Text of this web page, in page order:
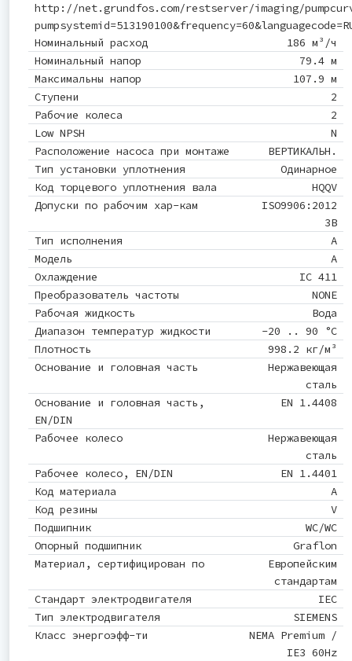
http://net.grundfos.com/restserver/imaging/
Номинальный расход
186 м³/ч
Номинальный напор
79.4 м
Максимальны напор
107.9 м
Ступени
2
Рабочие колеса
2
Low NPSH
N
Расположение насоса при монтаже
ВЕРТИКАЛЬН.
Тип установки уплотнения
Одинарное
Код торцевого уплотнения вала
HQQV
Допуски по рабочим хар-кам
ISO9906:2012
3B
Тип исполнения
A
Модель
A
Охлаждение
IC 411
Преобразователь частоты
NONE
Рабочая жидкость
Вода
Диапазон температур жидкости
-20 .. 90 °C
Плотность
998.2 кг/м³
Основание и головная часть
Нержавеющая
сталь
Основание и головная часть,
EN/DIN
EN 1.4408
Рабочее колесо
Нержавеющая
сталь
Рабочее колесо, EN/DIN
EN 1.4401
Код материала
A
Код резины
V
Подшипник
WC/WC
Опорный подшипник
Graflon
Материал, сертифицирован по
Европейским
стандартам
Стандарт электродвигателя
IEC
Тип электродвигателя
SIEMENS
Класс энергоэфф-ти
NEMA Premium /
IE3 60Hz